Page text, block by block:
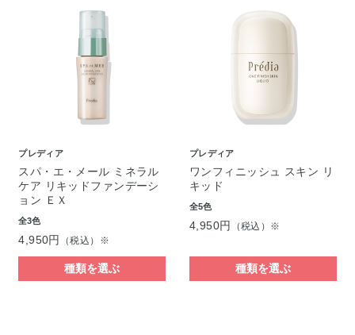
プレディア
スパ・エ・メール ミネラル
ケア リキッドファンデーシ
ョン ＥＸ
全3色
4,950円 （税込）※
種類を選ぶ
プレディア
ワンフィニッシュ スキン リ
キッド
全5色
4,950円 （税込）※
種類を選ぶ